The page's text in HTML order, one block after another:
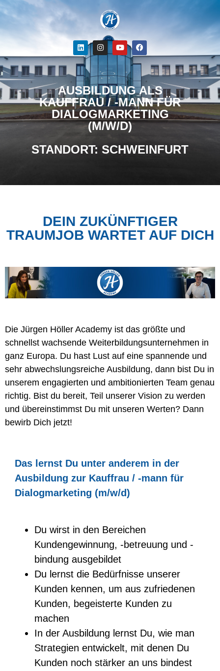
AUSBILDUNG ALS
KAUFFRAU / -MANN FÜR
DIALOGMARKETING
(M/W/D)
STANDORT: SCHWEINFURT
DEIN ZUKÜNFTIGER
TRAUMJOB WARTET AUF DICH
Die Jürgen Höller Academy ist das größte und
schnellst wachsende Weiterbildungsunternehmen in
ganz Europa. Du hast Lust auf eine spannende und
sehr abwechslungsreiche Ausbildung, dann bist Du in
unserem engagierten und ambitionierten Team genau
richtig. Bist du bereit, Teil unserer Vision zu werden
und übereinstimmst Du mit unseren Werten? Dann
bewirb Dich jetzt!
Das lernst Du unter anderem in der
Ausbildung zur Kauffrau / -mann für
Dialogmarketing (m/w/d)
Du wirst in den Bereichen
Kundengewinnung, -betreuung und -
bindung ausgebildet
Du lernst die Bedürfnisse unserer
Kunden kennen, um aus zufriedenen
Kunden, begeisterte Kunden zu
machen
In der Ausbildung lernst Du, wie man
Strategien entwickelt, mit denen Du
Kunden noch stärker an uns bindest